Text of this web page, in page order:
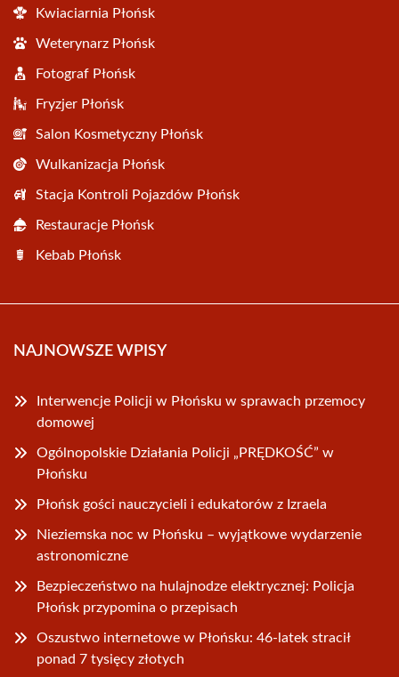
Kwiaciarnia Płońsk
Weterynarz Płońsk
Fotograf Płońsk
Fryzjer Płońsk
Salon Kosmetyczny Płońsk
Wulkanizacja Płońsk
Stacja Kontroli Pojazdów Płońsk
Restauracje Płońsk
Kebab Płońsk
NAJNOWSZE WPISY
Interwencje Policji w Płońsku w sprawach przemocy
domowej
Ogólnopolskie Działania Policji „PRĘDKOŚĆ” w
Płońsku
Płońsk gości nauczycieli i edukatorów z Izraela
Nieziemska noc w Płońsku – wyjątkowe wydarzenie
astronomiczne
Bezpieczeństwo na hulajnodze elektrycznej: Policja
Płońsk przypomina o przepisach
Oszustwo internetowe w Płońsku: 46-latek stracił
ponad 7 tysięcy złotych